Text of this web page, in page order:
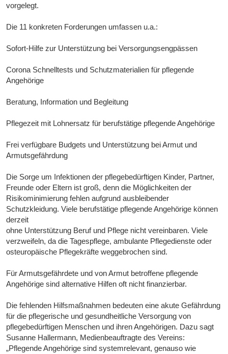
vorgelegt.
Die 11 konkreten Forderungen umfassen u.a.:
Sofort-Hilfe zur Unterstützung bei Versorgungsengpässen
Corona Schnelltests und Schutzmaterialien für pflegende
Angehörige
Beratung, Information und Begleitung
Pflegezeit mit Lohnersatz für berufstätige pflegende Angehörige
Frei verfügbare Budgets und Unterstützung bei Armut und
Armutsgefährdung
Die Sorge um Infektionen der pflegebedürftigen Kinder, Partner,
Freunde oder Eltern ist groß, denn die Möglichkeiten der
Risikominimierung fehlen aufgrund ausbleibender
Schutzkleidung. Viele berufstätige pflegende Angehörige können
derzeit
ohne Unterstützung Beruf und Pflege nicht vereinbaren. Viele
verzweifeln, da die Tagespflege, ambulante Pflegedienste oder
osteuropäische Pflegekräfte weggebrochen sind.
Für Armutsgefährdete und von Armut betroffene pflegende
Angehörige sind alternative Hilfen oft nicht finanzierbar.
Die fehlenden Hilfsmaßnahmen bedeuten eine akute Gefährdung
für die pflegerische und gesundheitliche Versorgung von
pflegebedürftigen Menschen und ihren Angehörigen. Dazu sagt
Susanne Hallermann, Medienbeauftragte des Vereins:
„Pflegende Angehörige sind systemrelevant, genauso wie